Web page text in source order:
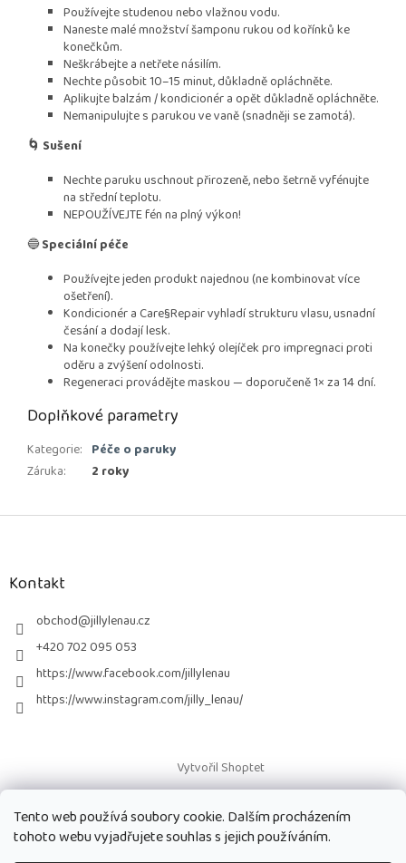
Tento web používá soubory cookie. Dalším procházením
tohoto webu vyjadřujete souhlas s jejich používáním.
Používejte studenou nebo vlažnou vodu.
Naneste malé množství šamponu rukou od kořínků ke
konečkům.
Neškrábejte a netřete násilím.
Nechte působit 10–15 minut, důkladně opláchněte.
Aplikujte balzám / kondicionér a opět důkladně opláchněte.
Nemanipulujte s parukou ve vaně (snadněji se zamotá).
🌀 Sušení
Nechte paruku uschnout přirozeně, nebo šetrně vyfénujte
na střední teplotu.
NEPOUŽÍVEJTE fén na plný výkon!
🔵Speciální péče
Používejte jeden produkt najednou (ne kombinovat více
ošetření).
Kondicionér a Care§Repair vyhladí strukturu vlasu, usnadní
česání a dodají lesk.
Na konečky používejte lehký olejíček pro impregnaci proti
oděru a zvýšení odolnosti.
Regeneraci provádějte maskou — doporučeně 1× za 14 dní.
Doplňkové parametry
Kategorie: Péče o paruky
Záruka: 2 roky
Z
Kontakt
obchod@jillylenau.cz
+420 702 095 053
https://www.facebook.com/jillylenau
https://www.instagram.com/jilly_lenau/
Vytvořil Shoptet
Copyright 2026Paruky Jilly Lenau s.r.o.. Všechna práva vyhrazena.